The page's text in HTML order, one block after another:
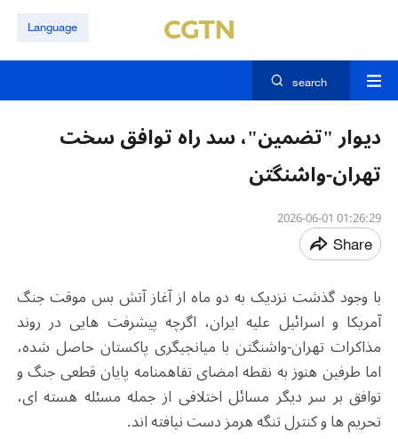
Language
search
دیوار "تضمین"، سد راه توافق سخت
تهران-واشنگتن
01:26:29 2026-06-01
Share
با وجود گذشت نزدیک به دو ماه از آغاز آتش بس موقت جنگ
آمریکا و اسرائیل علیه ایران، اگرچه پیشرفت هایی در روند
مذاکرات تهران-واشنگتن با میانجیگری پاکستان حاصل شده،
اما طرفین هنوز به نقطه امضای تفاهم‎نامه پایان قطعی جنگ و
توافق بر سر دیگر مسائل اختلافی از جمله مسئله هسته ای،
تحریم ها و کنترل تنگه هرمز دست نیافته اند.